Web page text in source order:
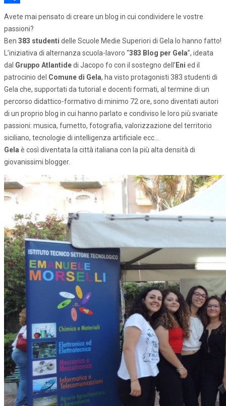
Avete mai pensato di creare un blog in cui condividere le vostre
passioni?
Ben 383 studenti delle Scuole Medie Superiori di Gela lo hanno fatto!
L’iniziativa di alternanza scuola-lavoro “383 Blog per Gela”, ideata
dal Gruppo Atlantidedi Jacopo fo con il sostegno dell’ Eni ed il
patrocinio del Comune di Gela, ha visto protagonisti 383 studenti di
Gela che, supportati da tutorial e docenti formati, al termine di un
percorso didattico-formativo di minimo 72 ore, sono diventati autori
di un proprio blog in cui hanno parlato e condiviso le loro più svariate
passioni: musica, fumetto, fotografia, valorizzazione del territorio
siciliano, tecnologie di intelligenza artificiale ecc…
Gela è così diventata la città italiana con la più alta densità di
giovanissimi blogger.